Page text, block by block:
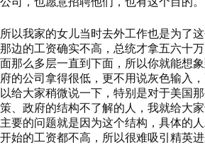
所以我家的女儿当时去外工作也是为了
那边的工资确实不高，总统才拿五六十
面那么多层一直到下面，所以你就能想
府的公司拿得很低，更不用说灰色输入
以给大家稍微说一下，特别是对于美国
策、政府的结构不了解的人，我就给大
主要的问题就是因为这个结构，具体的
开始的工资都不高，所以很难吸引精英进